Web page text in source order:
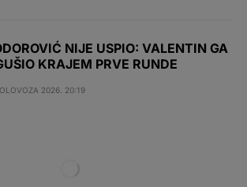
NIJE USPIO: VALENTIN GA
KRAJEM PRVE RUNDE
2026. 20:19